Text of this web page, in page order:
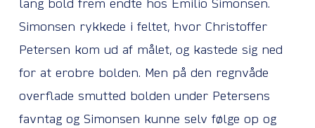
lang bold frem endte hos Emilio Simonsen.
Simonsen rykkede i feltet, hvor Christoffer
Petersen kom ud af målet, og kastede sig ned
for at erobre bolden. Men på den regnvåde
overflade smutted bolden under Petersens
favntag og Simonsen kunne selv følge op og